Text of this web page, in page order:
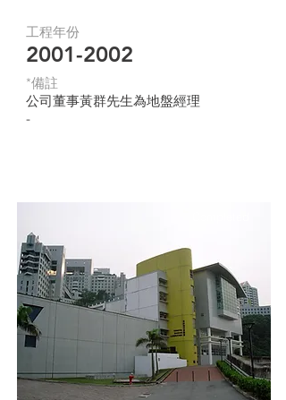
工程年份
2001-2002
*​備註
公司董事黃群先生為地盤經理
-